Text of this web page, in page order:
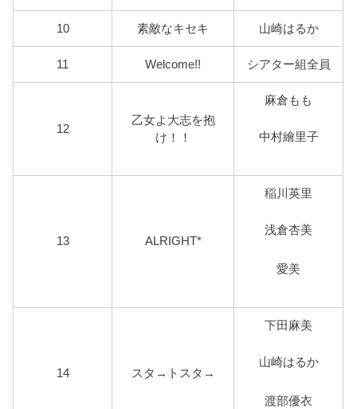
10 素敵なキセキ 山崎はるか
11 Welcome!! シアター組全員
12
乙女よ大志を抱
け！！
麻倉もも
中村繪里子
13 ALRIGHT*
稲川英里
浅倉杏美
愛美
14 スタ→トスタ→
下田麻美
山崎はるか
渡部優衣